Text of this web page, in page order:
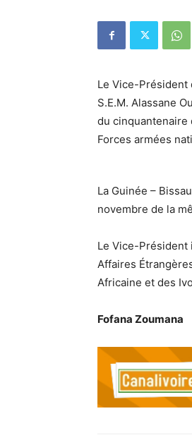
Le Vice-Président
S.E.M. Alassane
du cinquantenaire
Forces armées
La Guinée –
novembre de la
Le Vice-Président
Affaires
Africaine et des
Fofana Zoumana